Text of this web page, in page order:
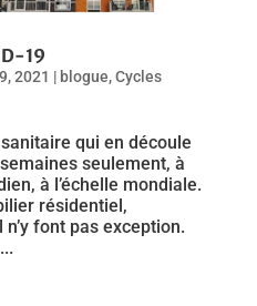
19
2021 | blogue,Cycles
qui en découle
seulement, à
à l’échelle mondiale.
résidentiel,
font pas exception.